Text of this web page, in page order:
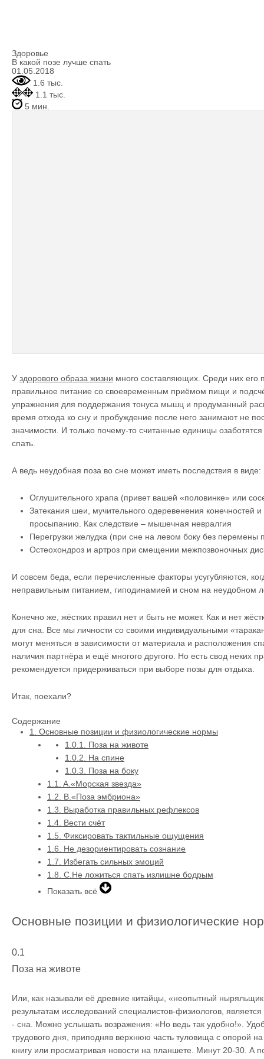
Здоровье
В какой позе лучше спать
01.05.2018
1.6 тыс.
1.1 тыс.
5 мин.
У здорового образа жизни много составляющих. Среди них его
правильное питание со своевременным приёмом пищи и
упражнения для поддержания тонуса мышц и продуманный
время отхода ко сну и пробуждение после него занимают не
значимости. И только почему-то считанные единицы
спать.
А ведь неудобная поза во сне может иметь последствия в виде:
Оглушительного храпа (привет вашей «половинке» или
Затекания шеи, мучительного одеревенения конечностей
просыпанию. Как следствие – мышечная невралгия
Перегрузки желудка (при сне на левом боку без перемены
Остеохондроз и артроз при смещении межпозвоночных
И совсем беда, если перечисленные факторы усугубляются,
неправильным питанием, гиподинамией и сном на неудобном
Конечно же, жёстких правил нет и быть не может. Как и нет
для сна. Все мы личности со своими индивидуальными
могут меняться в зависимости от материала и расположения
наличия партнёра и ещё многого другого. Но есть свод неких
рекомендуется придерживаться при выборе позы для отдыха.
Итак, поехали?
Содержание
1.
Основные позиции и физиологические нормы
1.0.1.
Поза на животе
1.0.2.
На спине
1.0.3.
Поза на боку
1.1.
A.«Морская звезда»
1.2.
B.«Поза эмбриона»
1.3.
Выработка правильных рефлексов
1.4. Вести счёт
1.5. Фиксировать тактильные ощущения
1.6.
Не дезориентировать сознание
1.7.
Избегать сильных эмоций
1.8. C.Не ложиться спать излишне бодрым
Показать всё
Основные позиции и физиологические
0.1
Поза на животе
Или, как называли её древние китайцы, «неопытный
результатам исследований специалистов-физиологов,
- сна. Можно услышать возражения: «Но ведь так удобно!».
трудового дня, приподняв верхнюю часть туловища с опорой
книгу или просматривая новости на планшете. Минут 20-30. А